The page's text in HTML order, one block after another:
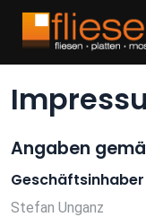
Angaben
Geschäftsinhaber
Stefan Unganz